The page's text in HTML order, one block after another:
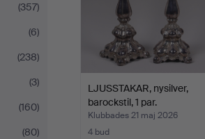
(357)
(6)
(238)
(3)
(160)
(80)
LJUSSTAKAR, nysilver,
barockstil, 1 par.
Klubbades 21 maj 2026
4 bud